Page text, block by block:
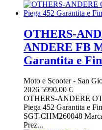
OTHERS-
ANDERE FB
Garantita e
Moto e Scooter- San
2026 5990.00 €
OTHERS-ANDERE
Piega 452 Garantita e
SGT-CHM260048
Prez...